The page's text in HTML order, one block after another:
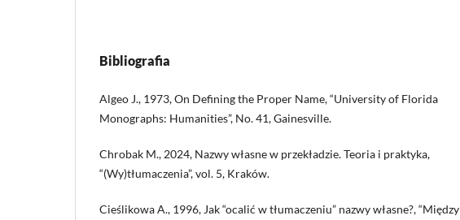
Bibliografia
Algeo J., 1973, On Defining the Proper Name, “University of Florida
Monographs: Humanities”, No. 41, Gainesville.
Chrobak M., 2024, Nazwy własne w przekładzie. Teoria i praktyka,
“(Wy)tłumaczenia”, vol. 5, Kraków.
Cieślikowa A., 1996, Jak “ocalić w tłumaczeniu” nazwy własne?, “Między